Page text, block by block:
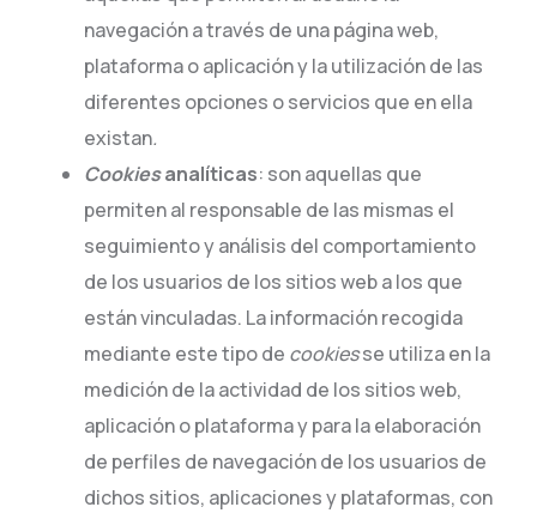
navegación a través de una página web,
plataforma o aplicación y la utilización de las
diferentes opciones o servicios que en ella
existan.
Cookiesanalíticas: son aquellas que
permiten al responsable de las mismas el
seguimiento y análisis del comportamiento
de los usuarios de los sitios web a los que
están vinculadas. La información recogida
mediante este tipo de cookiesse utiliza en la
medición de la actividad de los sitios web,
aplicación o plataforma y para la elaboración
de perfiles de navegación de los usuarios de
dichos sitios, aplicaciones y plataformas, con